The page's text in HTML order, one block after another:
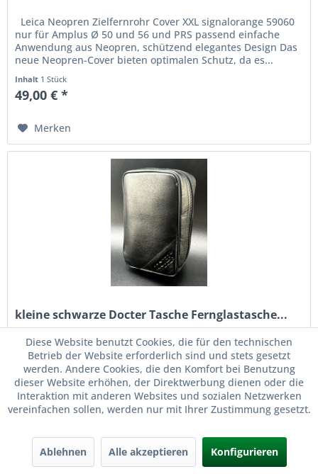
Leica Neopren Zielfernrohr Cover XXL signalorange 59060
nur für Amplus Ø 50 und 56 und PRS passend einfache
Anwendung aus Neopren, schützend elegantes Design Das
neue Neopren-Cover bieten optimalen Schutz, da es...
Inhalt 1 Stück
49,00 € *
Merken
kleine schwarze Docter Tasche Fernglastasche...
kleine schwarze Docter Fernglastasche Innenmaße 11,5 x 4
x 7 cm Farbe: schwarz Innenmaße: 11,5 x 4 x 7 cm Zustand:
sehr gute, neuwertige Tasche mit minimalsten
Lagerungsspuren (siehe Fotos)
Inhalt1 Stück
14,90 € *
Merken
Diese Website benutzt Cookies, die für den technischen
Betrieb der Website erforderlich sind und stets gesetzt
werden. Andere Cookies, die den Komfort bei Benutzung
dieser Website erhöhen, der Direktwerbung dienen oder die
Interaktion mit anderen Websites und sozialen Netzwerken
vereinfachen sollen, werden nur mit Ihrer Zustimmung gesetzt.
Ablehnen Alle akzeptieren Konfigurieren